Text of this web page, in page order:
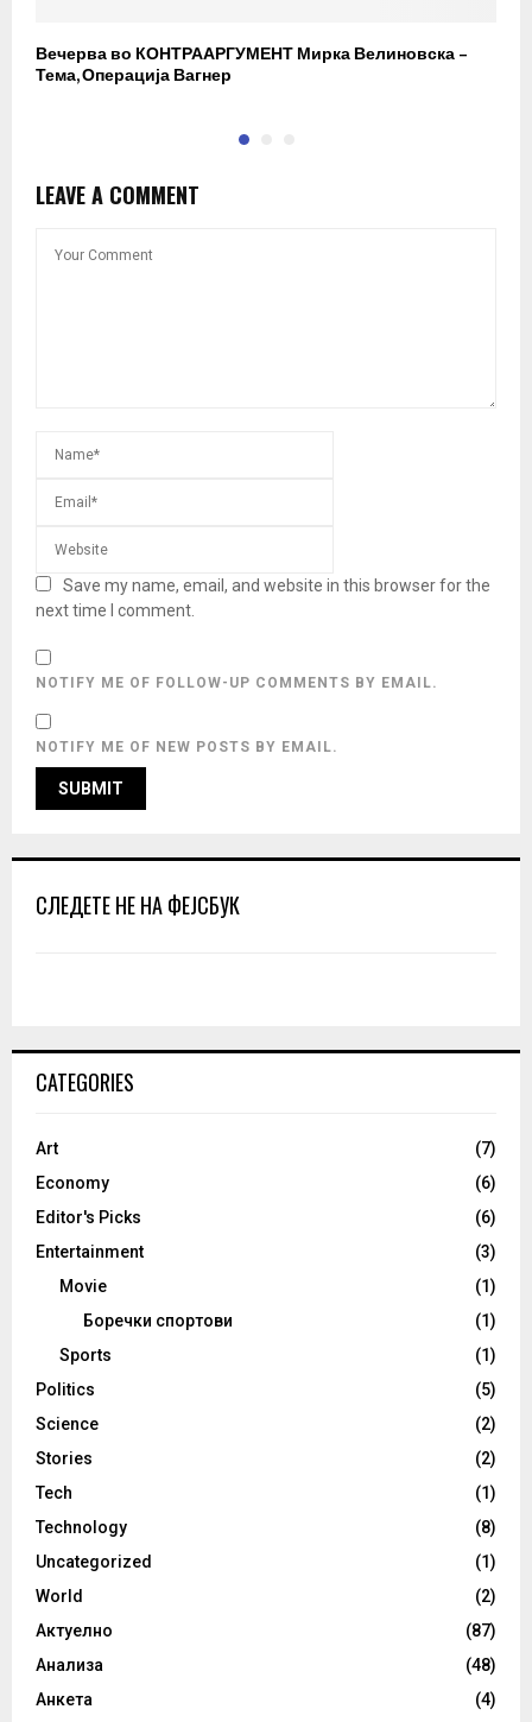
Вечерва во КОНТРААРГУМЕНТ Мирка Велиновска –
Тема, Операција Вагнер
LEAVE A COMMENT
Save my name, email, and website in this browser for the
next time I comment.
NOTIFY ME OF FOLLOW-UP COMMENTS BY EMAIL.
NOTIFY ME OF NEW POSTS BY EMAIL.
СЛЕДЕТЕ НЕ НА ФЕЈСБУК
CATEGORIES
Art
(7)
Economy
(6)
Editor's Picks
(6)
Entertainment
(3)
Movie
(1)
Боречки спортови
(1)
Sports
(1)
Politics
(5)
Science
(2)
Stories
(2)
Tech
(1)
Technology
(8)
Uncategorized
(1)
World
(2)
Актуелно
(87)
Анализа
(48)
Анкета
(4)